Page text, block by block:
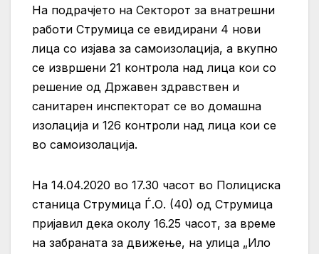
На подрачјето на Секторот за внатрешни
работи Струмица се евидирани 4 нови
лица со изјава за самоизолација, а вкупно
се извршени 21 контрола над лица кои со
решение од Државен здравствен и
санитарен инспекторат се во домашна
изолација и 126 контроли над лица кои се
во самоизолација.
На 14.04.2020 во 17.30 часот во Полициска
станица Струмица Ѓ.О. (40) од Струмица
пријавил дека околу 16.25 часот, за време
на забраната за движење, на улица „Ило